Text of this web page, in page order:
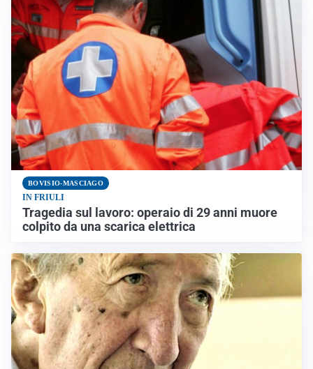
BOVISIO-MASCIAGO
IN FRIULI
Tragedia sul lavoro: operaio di 29 anni muore
colpito da una scarica elettrica